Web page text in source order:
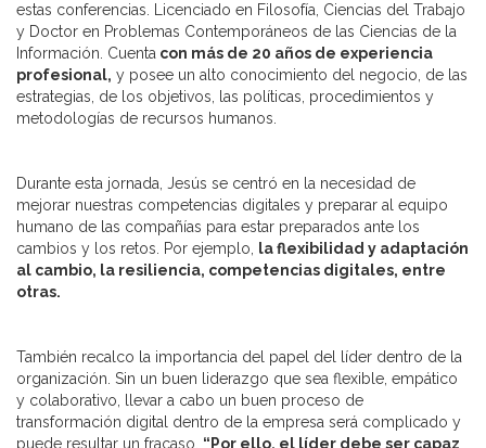
estas conferencias. Licenciado en Filosofía, Ciencias del Trabajo
y Doctor en Problemas Contemporáneos de las Ciencias de la
Información. Cuenta con más de 20 años de experiencia
profesional, y posee un alto conocimiento del negocio, de las
estrategias, de los objetivos, las políticas, procedimientos y
metodologías de recursos humanos.
Durante esta jornada, Jesús se centró en la necesidad de
mejorar nuestras competencias digitales y preparar al equipo
humano de las compañías para estar preparados ante los
cambios y los retos. Por ejemplo,
la flexibilidad y adaptación
al cambio, la resiliencia, competencias digitales, entre
otras.
También recalco la importancia del papel del líder dentro de la
organización. Sin un buen liderazgo que sea flexible, empático
y colaborativo, llevar a cabo un buen proceso de
transformación digital dentro de la empresa será complicado y
puede resultar un fracaso. “Por ello, el líder debe ser capaz